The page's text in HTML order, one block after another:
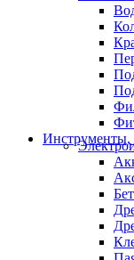
Инструменты,